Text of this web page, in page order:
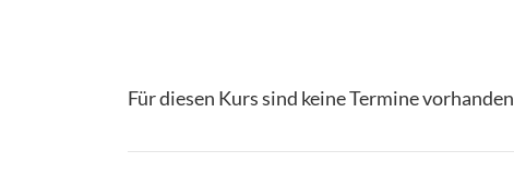
Für diesen Kurs sind keine Termine